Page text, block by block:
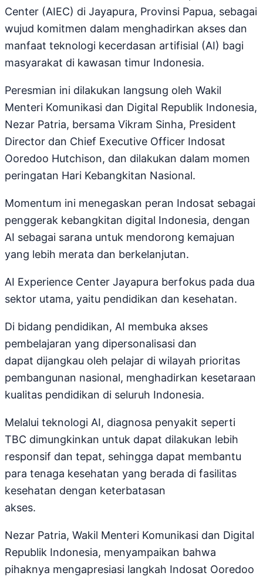
Center (AIEC) di Jayapura, Provinsi Papua, sebagai
wujud komitmen dalam menghadirkan akses dan
manfaat teknologi kecerdasan artifisial (AI) bagi
masyarakat di kawasan timur Indonesia.
Peresmian ini dilakukan langsung oleh Wakil
Menteri Komunikasi dan Digital Republik Indonesia,
Nezar Patria, bersama Vikram Sinha, President
Director dan Chief Executive Officer Indosat
Ooredoo Hutchison, dan dilakukan dalam momen
peringatan Hari Kebangkitan Nasional.
Momentum ini menegaskan peran Indosat sebagai
penggerak kebangkitan digital Indonesia, dengan
AI sebagai sarana untuk mendorong kemajuan
yang lebih merata dan berkelanjutan.
AI Experience Center Jayapura berfokus pada dua
sektor utama, yaitu pendidikan dan kesehatan.
Di bidang pendidikan, AI membuka akses
pembelajaran yang dipersonalisasi dan
dapat dijangkau oleh pelajar di wilayah prioritas
pembangunan nasional, menghadirkan kesetaraan
kualitas pendidikan di seluruh Indonesia.
Melalui teknologi AI, diagnosa penyakit seperti
TBC dimungkinkan untuk dapat dilakukan lebih
responsif dan tepat, sehingga dapat membantu
para tenaga kesehatan yang berada di fasilitas
kesehatan dengan keterbatasan
akses.
Nezar Patria, Wakil Menteri Komunikasi dan Digital
Republik Indonesia, menyampaikan bahwa
pihaknya mengapresiasi langkah Indosat Ooredoo